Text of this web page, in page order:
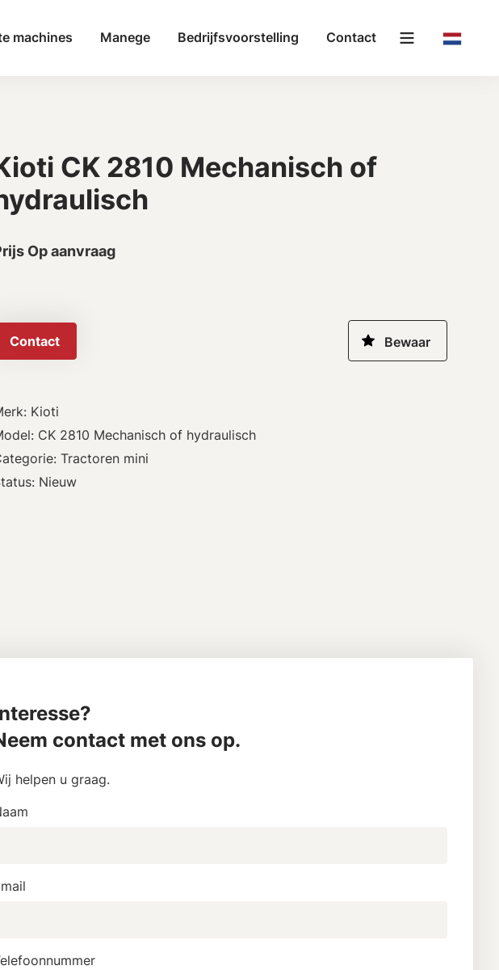
machines Manege Bedrijfsvoorstelling Contact
CK 2810 Mechanisch of
Op aanvraag
Contact
Kioti
CK 2810 Mechanisch of hydraulisch
Tractoren mini
Nieuw
contact met ons op.
helpen u graag.